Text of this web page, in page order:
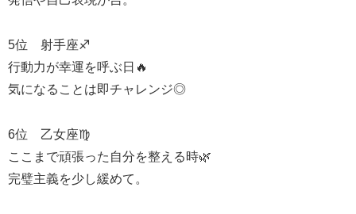
5位 射手座♐
行動力が幸運を呼ぶ日🔥
気になることは即チャレンジ◎
6位 乙女座♍
ここまで頑張った自分を整える時🌿
完璧主義を少し緩めて。